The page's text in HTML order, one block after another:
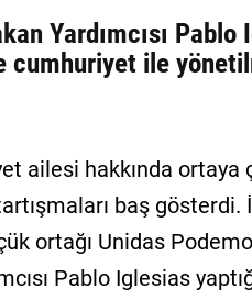
Yardımcısı Pablo
cumhuriyet ile
ailesi hakkında ortaya
baş gösterdi.
ortağı Unidas
Pablo Iglesias